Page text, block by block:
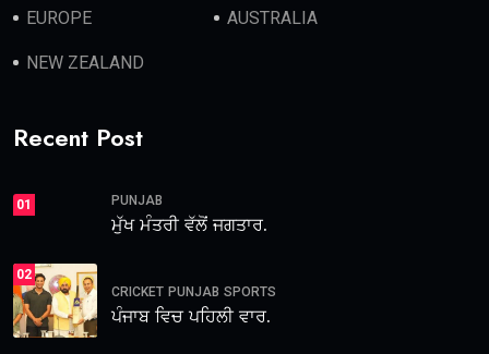
EUROPE AUSTRALIA
NEW ZEALAND
Recent Post
01 PUNJAB
ਮੁੱਖ ਮੰਤਰੀ ਵੱਲੋਂ ਜਗਤਾਰ.
02
CRICKET PUNJAB SPORTS
ਪੰਜਾਬ ਵਿਚ ਪਹਿਲੀ ਵਾਰ.